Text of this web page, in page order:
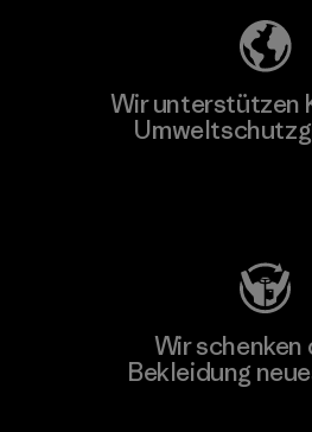
Wir unterstützen
Wir schenken
Bekleidung